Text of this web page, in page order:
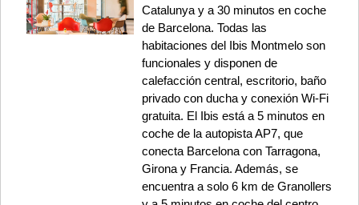
Catalunya y a 30 minutos en coche
de Barcelona. Todas las
habitaciones del Ibis Montmelo son
funcionales y disponen de
calefacción central, escritorio, baño
privado con ducha y conexión Wi-Fi
gratuita. El Ibis está a 5 minutos en
coche de la autopista AP7, que
conecta Barcelona con Tarragona,
Girona y Francia. Además, se
encuentra a solo 6 km de Granollers